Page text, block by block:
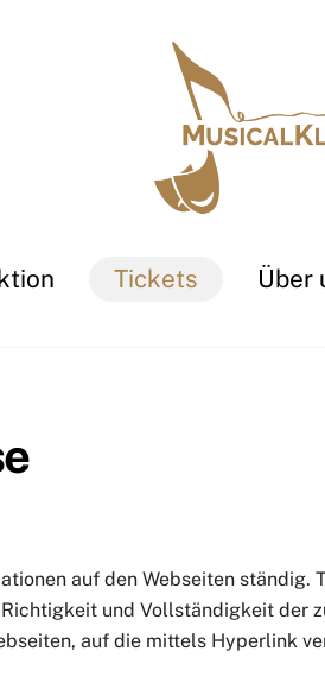
Tickets Über
auf den Webseiten
und Vollständigkeit der
auf die mittels Hyperlink